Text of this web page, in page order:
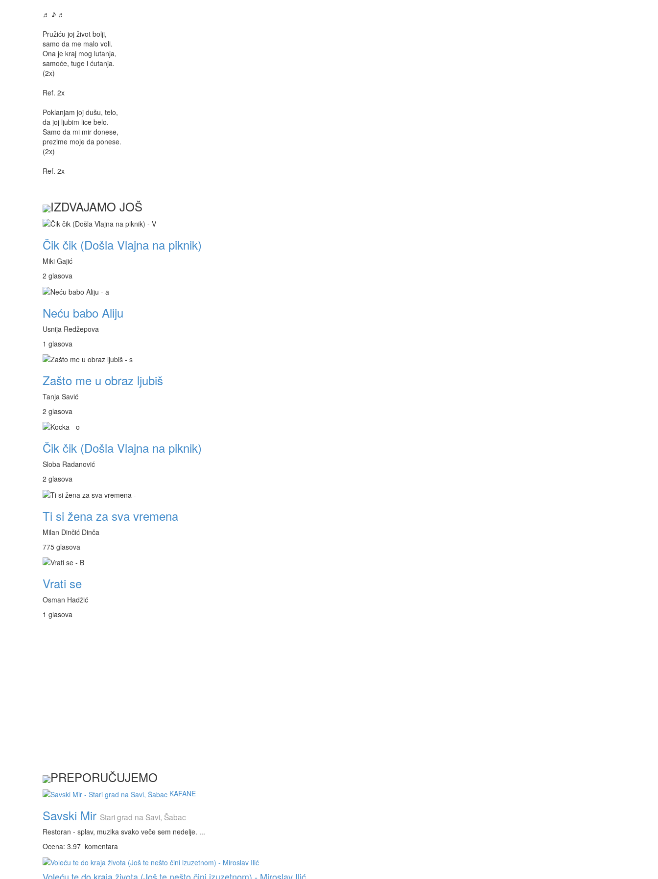
♬ ♪ ♬
Pružiću joj život bolji,
samo da me malo voli.
Ona je kraj mog lutanja,
samoće, tuge i ćutanja.
(2x)
Ref. 2x
Poklanjam joj dušu, telo,
da joj ljubim lice belo.
Samo da mi mir donese,
prezime moje da ponese.
(2x)
Ref. 2x
IZDVAJAMO JOŠ
Čik čik (Došla Vlajna na piknik)
Miki Gajić
2 glasova
Neću babo Aliju
Usnija Redžepova
1 glasova
Zašto me u obraz ljubiš
Tanja Savić
2 glasova
Čik čik (Došla Vlajna na piknik)
Sloba Radanović
2 glasova
Ti si žena za sva vremena
Milan Dinčić Dinča
775 glasova
Vrati se
Osman Hadžić
1 glasova
PREPORUČUJEMO
KAFANE
Savski Mir Stari grad na Savi, Šabac
Restoran - splav, muzika svako veče sem nedelje. ...
Ocena: 3.97 komentara
Voleću te do kraja života (Još te nešto čini izuzetnom) - Miroslav Ilić